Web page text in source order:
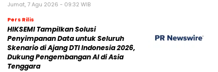
Jumat, 7 Agu 2026 - 09:32 WIB
Pers Rilis
HIKSEMI Tampilkan Solusi
Penyimpanan Data untuk Seluruh
Skenario di Ajang DTI Indonesia 2026,
Dukung Pengembangan AI di Asia
Tenggara